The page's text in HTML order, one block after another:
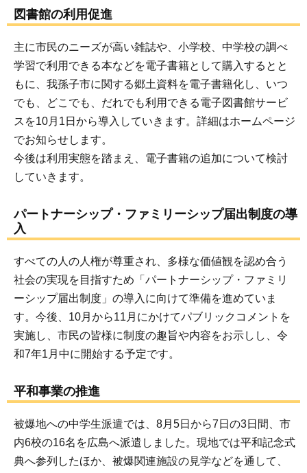
図書館の利用促進
主に市民のニーズが高い雑誌や、小学校、中学校の調べ
学習で利用できる本などを電子書籍として購入するとと
もに、我孫子市に関する郷土資料を電子書籍化し、いつ
でも、どこでも、だれでも利用できる電子図書館サービ
スを10月1日から導入していきます。詳細はホームページ
でお知らせします。
今後は利用実態を踏まえ、電子書籍の追加について検討
していきます。
パートナーシップ・ファミリーシップ届出制度の導
入
すべての人の人権が尊重され、多様な価値観を認め合う
社会の実現を目指すため「パートナーシップ・ファミリ
ーシップ届出制度」の導入に向けて準備を進めていま
す。今後、10月から11月にかけてパブリックコメントを
実施し、市民の皆様に制度の趣旨や内容をお示しし、令
和7年1月中に開始する予定です。
平和事業の推進
被爆地への中学生派遣では、8月5日から7日の3日間、市
内6校の16名を広島へ派遣しました。現地では平和記念式
典へ参列したほか、被爆関連施設の見学などを通して、